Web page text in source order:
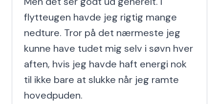
flytteugen havde jeg rigtig mange
nedture. Tror på det nærmeste jeg
kunne have tudet mig selv i søvn hver
aften, hvis jeg havde haft energi nok
til ikke bare at slukke når jeg ramte
hovedpuden.